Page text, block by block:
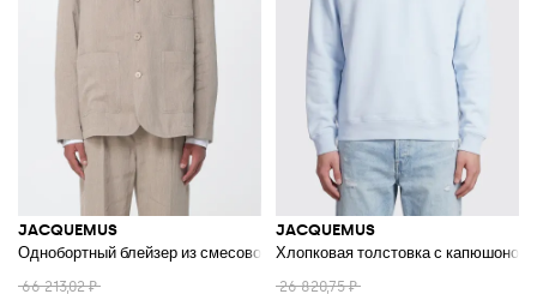
JACQUEMUS
Однобортный блейзер из смесового хлопка
66 213,02 ₽
JACQUEMUS
Хлопковая толстовка с капюшоном
26 820,75 ₽